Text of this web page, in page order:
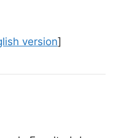
version]